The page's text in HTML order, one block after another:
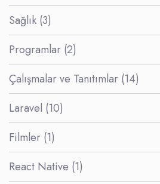
Sağlık (3)
Programlar (2)
Çalışmalar ve Tanıtımlar (14)
Laravel (10)
Filmler (1)
React Native (1)